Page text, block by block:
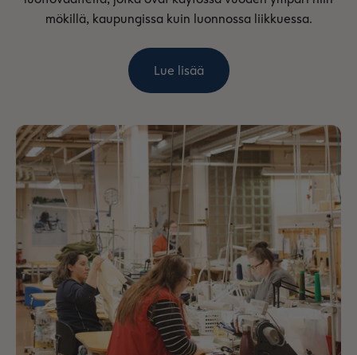
mökillä, kaupungissa kuin luonnossa liikkuessa.
Lue lisää